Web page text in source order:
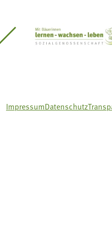
Gärtnervereinigung
ImpressumDatenschutz